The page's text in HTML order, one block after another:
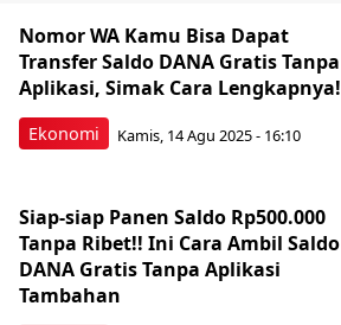
Ekonomi
Nomor WA Kamu Bisa Dapat
Transfer Saldo DANA Gratis Tanpa
Aplikasi, Simak Cara Lengkapnya!
Kamis, 14 Agu 2025 - 16:10
Siap-siap Panen Saldo Rp500.000
Tanpa Ribet!! Ini Cara Ambil Saldo
DANA Gratis Tanpa Aplikasi
Tambahan